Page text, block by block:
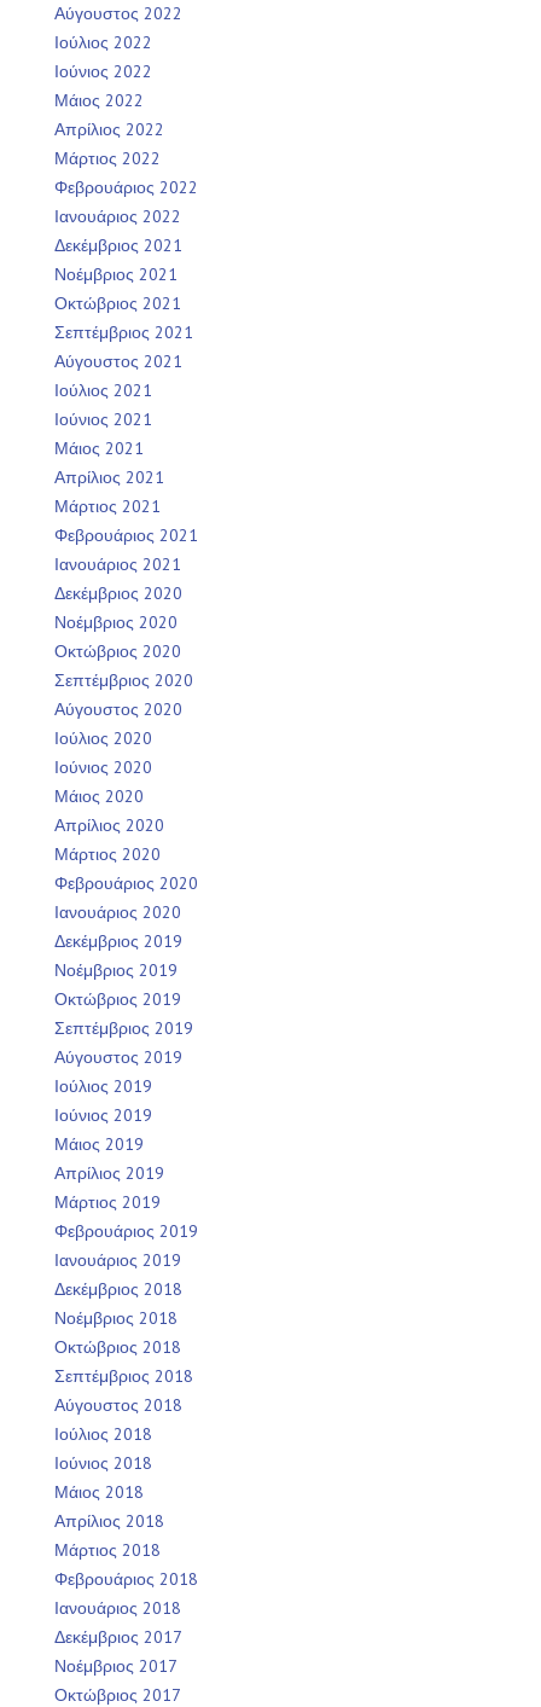
Αύγουστος 2022
Ιούλιος 2022
Ιούνιος 2022
Μάιος 2022
Απρίλιος 2022
Μάρτιος 2022
Φεβρουάριος 2022
Ιανουάριος 2022
Δεκέμβριος 2021
Νοέμβριος 2021
Οκτώβριος 2021
Σεπτέμβριος 2021
Αύγουστος 2021
Ιούλιος 2021
Ιούνιος 2021
Μάιος 2021
Απρίλιος 2021
Μάρτιος 2021
Φεβρουάριος 2021
Ιανουάριος 2021
Δεκέμβριος 2020
Νοέμβριος 2020
Οκτώβριος 2020
Σεπτέμβριος 2020
Αύγουστος 2020
Ιούλιος 2020
Ιούνιος 2020
Μάιος 2020
Απρίλιος 2020
Μάρτιος 2020
Φεβρουάριος 2020
Ιανουάριος 2020
Δεκέμβριος 2019
Νοέμβριος 2019
Οκτώβριος 2019
Σεπτέμβριος 2019
Αύγουστος 2019
Ιούλιος 2019
Ιούνιος 2019
Μάιος 2019
Απρίλιος 2019
Μάρτιος 2019
Φεβρουάριος 2019
Ιανουάριος 2019
Δεκέμβριος 2018
Νοέμβριος 2018
Οκτώβριος 2018
Σεπτέμβριος 2018
Αύγουστος 2018
Ιούλιος 2018
Ιούνιος 2018
Μάιος 2018
Απρίλιος 2018
Μάρτιος 2018
Φεβρουάριος 2018
Ιανουάριος 2018
Δεκέμβριος 2017
Νοέμβριος 2017
Οκτώβριος 2017